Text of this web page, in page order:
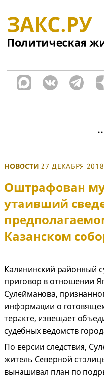
НОВОСТИ 27 ДЕКАБРЯ
Оштрафован
утаивший
Казанском
Калининский районный
приговор в отношении
Сулейманова,
информации о
теракте, извещает
судебных ведомств
По версии следствия,
житель Северной
вынашивал план по